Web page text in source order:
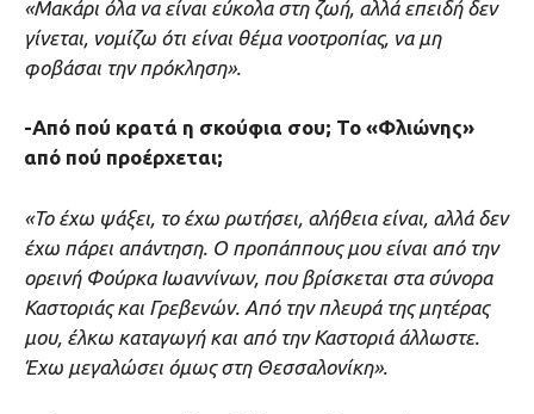
«Μακάρι όλα να είναι εύκολα στη ζωή, αλλά επειδή δεν
γίνεται, νομίζω ότι είναι θέμα νοοτροπίας, να μη
φοβάσαι την πρόκληση».
-Από πού κρατά η σκούφια σου; Το «Φλιώνης»
από πού προέρχεται;
«Το έχω ψάξει, το έχω ρωτήσει, αλήθεια είναι, αλλά δεν
έχω πάρει απάντηση. Ο προπάππους μου είναι από την
ορεινή Φούρκα Ιωαννίνων, που βρίσκεται στα σύνορα
Καστοριάς και Γρεβενών. Από την πλευρά της μητέρας
μου, έλκω καταγωγή και από την Καστοριά άλλωστε.
Έχω μεγαλώσει όμως στη Θεσσαλονίκη».